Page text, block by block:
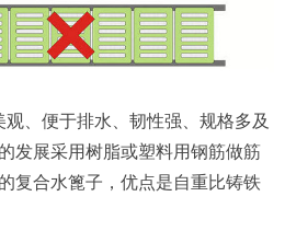
、便于排水、韧性强、规格多及
发展采用树脂或塑料用钢筋做筋
复合水篦子，优点是自重比铸铁